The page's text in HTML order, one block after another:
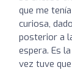
que me
curiosa,
posterior a
espera. Es
vez tuve